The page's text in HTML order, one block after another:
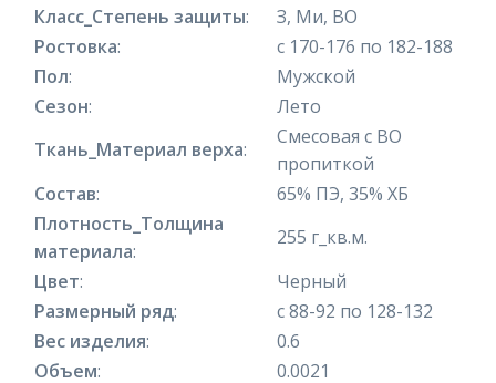
Класс_Степень защиты:
З, Ми, ВО
Ростовка:
с 170-176 по 182-188
Пол:
Мужской
Сезон:
Лето
Ткань_Материал верха:
Смесовая с ВО
пропиткой
Состав:
65% ПЭ, 35% ХБ
Плотность_Толщина
материала:
255 г_кв.м.
Цвет:
Черный
Размерный ряд:
с 88-92 по 128-132
Вес изделия:
0.6
Объем: 0.0021